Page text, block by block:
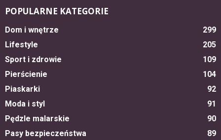
POPULARNE KATEGORIE
Dom i wnętrze
299
Lifestyle
205
Sport i zdrowie
109
Pierścienie
104
Piaskarki
92
Moda i styl
91
Pędzle malarskie
90
Pasy bezpieczeństwa
89